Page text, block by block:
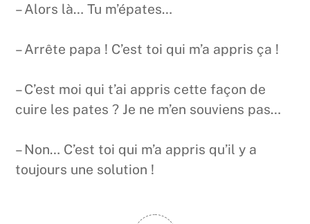
– Alors là… Tu m’épates…
– Arrête papa ! C’est toi qui m’a appris ça !
– C’est moi qui t’ai appris cette façon de
cuire les pates ? Je ne m’en souviens pas…
– Non… C’est toi qui m’a appris qu’il y a
toujours une solution !